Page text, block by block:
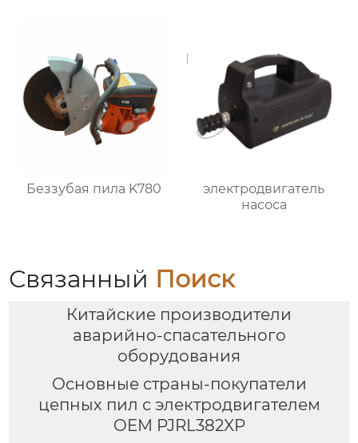
Беззубая пила K780
электродвигатель
насоса
Связанный Поиск
Китайские производители
аварийно-спасательного
оборудования
Основные страны-покупатели
цепных пил с электродвигателем
OEM PJRL382XP